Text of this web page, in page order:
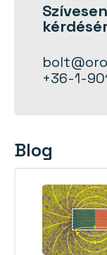
Szívesen
+36-1-
Blog